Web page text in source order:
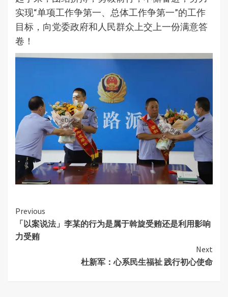
实现“单项工作争第一、总体工作争第一”的工作
目标，向党委政府和人民群众上交上一份满意答
卷！
Continue
Reading
Previous
「以案说法」李某的行为是属于斡旋受贿还是利用影响
力受贿
Next
杜新军：心系民生福祉 践行初心使命